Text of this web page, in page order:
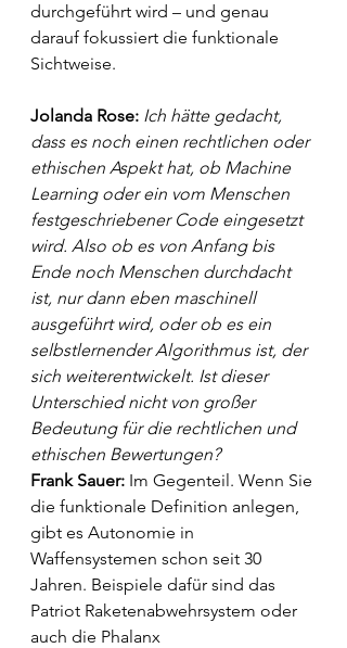
durchgeführt wird – und genau
darauf fokussiert die funktionale
Sichtweise.
Jolanda Rose: Ich hätte gedacht,
dass es noch einen rechtlichen oder
ethischen Aspekt hat, ob Machine
Learning oder ein vom Menschen
festgeschriebener Code eingesetzt
wird. Also ob es von Anfang bis
Ende noch Menschen durchdacht
ist, nur dann eben maschinell
ausgeführt wird, oder ob es ein
selbstlernender Algorithmus ist, der
sich weiterentwickelt. Ist dieser
Unterschied nicht von großer
Bedeutung für die rechtlichen und
ethischen Bewertungen?
Frank Sauer: Im Gegenteil. Wenn Sie
die funktionale Definition anlegen,
gibt es Autonomie in
Waffensystemen schon seit 30
Jahren. Beispiele dafür sind das
Patriot Raketenabwehrsystem oder
auch die Phalanx